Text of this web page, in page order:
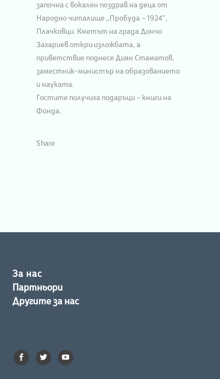
започна с вокален поздрав на деца от
Народно читалище „Пробуда – 1924“,
Плачковци. Кметът на града Дончо
Захариев откри изложбата, а
приветствие поднесе Диян Стаматов,
заместник-министър на образованието
и науката.
Гостите получиха подаръци – книги на
Фонда.
Share
За нас
Партньори
Другите за нас